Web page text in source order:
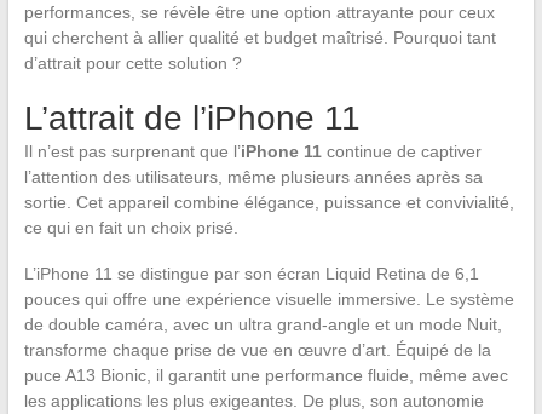
performances, se révèle être une option attrayante pour ceux
qui cherchent à allier qualité et budget maîtrisé. Pourquoi tant
d’attrait pour cette solution ?
L’attrait de l’iPhone 11
Il n’est pas surprenant que l’iPhone 11 continue de captiver
l’attention des utilisateurs, même plusieurs années après sa
sortie. Cet appareil combine élégance, puissance et convivialité,
ce qui en fait un choix prisé.
L’iPhone 11 se distingue par son écran Liquid Retina de 6,1
pouces qui offre une expérience visuelle immersive. Le système
de double caméra, avec un ultra grand-angle et un mode Nuit,
transforme chaque prise de vue en œuvre d’art. Équipé de la
puce A13 Bionic, il garantit une performance fluide, même avec
les applications les plus exigeantes. De plus, son autonomie